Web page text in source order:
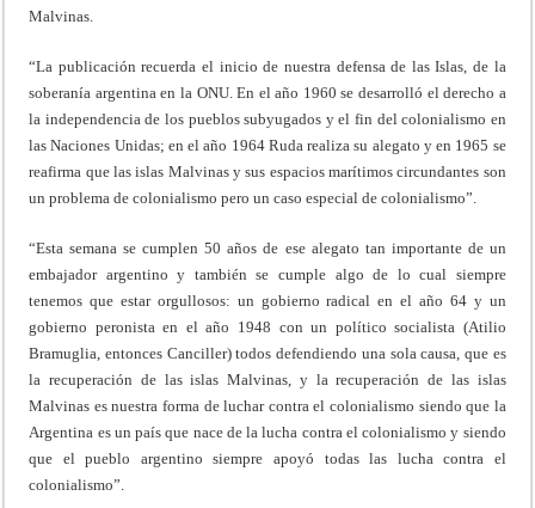
Malvinas.
“La publicación recuerda el inicio de nuestra defensa de las Islas, de la
soberanía argentina en la ONU. En el año 1960 se desarrolló el derecho a
la independencia de los pueblos subyugados y el fin del colonialismo en
las Naciones Unidas; en el año 1964 Ruda realiza su alegato y en 1965 se
reafirma que las islas Malvinas y sus espacios marítimos circundantes son
un problema de colonialismo pero un caso especial de colonialismo”.
“Esta semana se cumplen 50 años de ese alegato tan importante de un
embajador argentino y también se cumple algo de lo cual siempre
tenemos que estar orgullosos: un gobierno radical en el año 64 y un
gobierno peronista en el año 1948 con un político socialista (Atilio
Bramuglia, entonces Canciller) todos defendiendo una sola causa, que es
la recuperación de las islas Malvinas, y la recuperación de las islas
Malvinas es nuestra forma de luchar contra el colonialismo siendo que la
Argentina es un país que nace de la lucha contra el colonialismo y siendo
que el pueblo argentino siempre apoyó todas las lucha contra el
colonialismo”.